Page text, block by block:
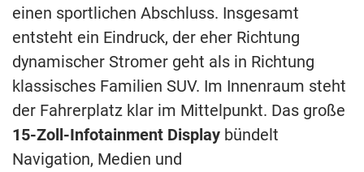
einen sportlichen Abschluss. Insgesamt
entsteht ein Eindruck, der eher Richtung
dynamischer Stromer geht als in Richtung
klassisches Familien SUV. Im Innenraum steht
der Fahrerplatz klar im Mittelpunkt. Das große
15-Zoll-Infotainment Display bündelt
Navigation, Medien und